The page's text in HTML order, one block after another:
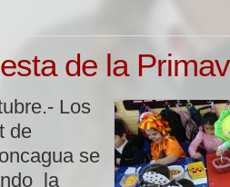
de la
Los
de
se
la